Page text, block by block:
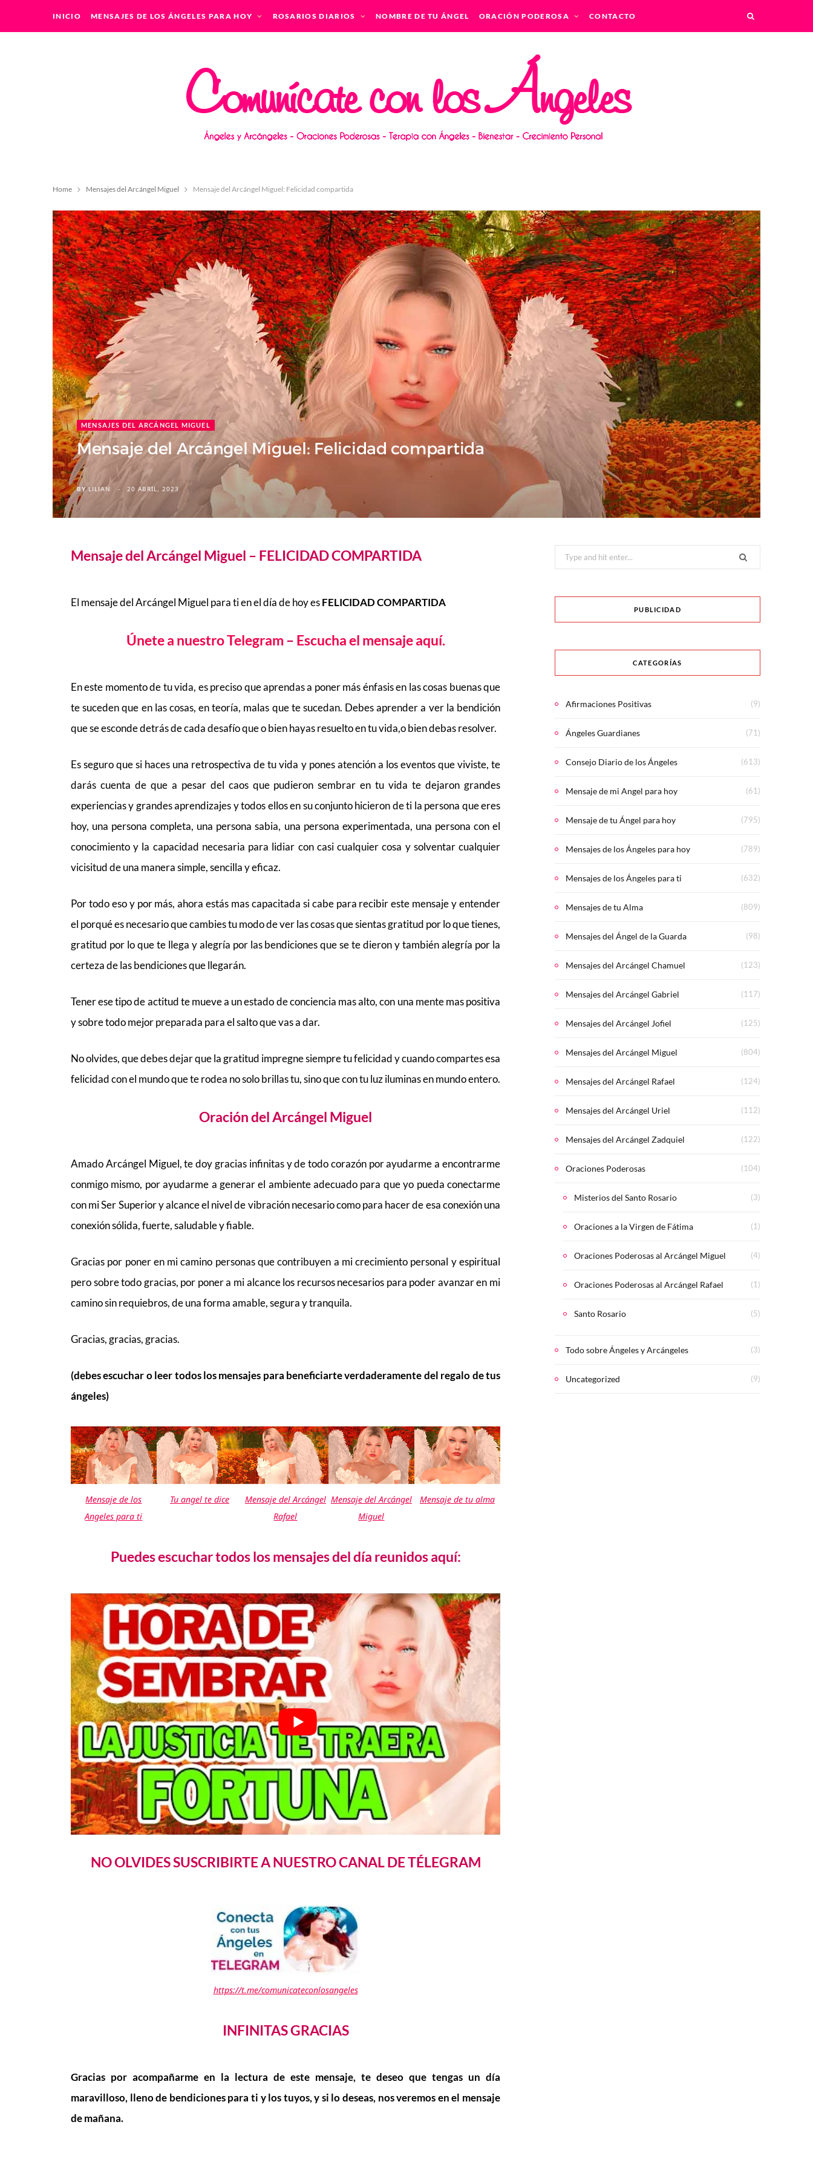
INICIO MENSAJES DE LOS ÁNGELES PARA HOY ROSARIOS DIARIOS NOMBRE DE TU ÁNGEL ORACIÓN PODEROSA CONTACTO
Home Mensajes del Arcángel Miguel Mensaje del Arcángel Miguel: Felicidad compartida
MENSAJES DEL ARCÁNGEL MIGUEL
Mensaje del Arcángel Miguel: Felicidad compartida
BY LILIAN 20 ABRIL, 2023
Mensaje del Arcángel Miguel – FELICIDAD COMPARTIDA
El mensaje del Arcángel Miguel para ti en el día de hoy esFELICIDAD COMPARTIDA
Únete a nuestro Telegram– Escucha el mensaje aquí.
En este momento de tu vida, es preciso que aprendas a poner más énfasis en las cosas buenas que
te suceden que en las cosas, en teoría, malas que te sucedan. Debes aprender a ver la bendición
que se esconde detrás de cada desafío que o bien hayas resuelto en tu vida,o bien debas resolver.
Es seguro que si haces una retrospectiva de tu vida y pones atención a los eventos que viviste, te
darás cuenta de que a pesar del caos que pudieron sembrar en tu vida te dejaron grandes
experiencias y grandes aprendizajes y todos ellos en su conjunto hicieron de ti la persona que eres
hoy, una persona completa, una persona sabia, una persona experimentada, una persona con el
conocimiento y la capacidad necesaria para lidiar con casi cualquier cosa y solventar cualquier
vicisitud de una manera simple, sencilla y eficaz.
Por todo eso y por más, ahora estás mas capacitada si cabe para recibir este mensaje y entender
el porqué es necesario que cambies tu modo de ver las cosas que sientas gratitud por lo que tienes,
gratitud por lo que te llega y alegría por las bendiciones que se te dieron y también alegría por la
certeza de las bendiciones que llegarán.
Tener ese tipo de actitud te mueve a un estado de conciencia mas alto, con una mente mas positiva
y sobre todo mejor preparada para el salto que vas a dar.
No olvides, que debes dejar que la gratitud impregne siempre tu felicidad y cuando compartes esa
felicidad con el mundo que te rodea no solo brillas tu, sino que con tu luz iluminas en mundo entero.
Oración del Arcángel Miguel
Amado Arcángel Miguel, te doy gracias infinitas y de todo corazón por ayudarme a encontrarme
conmigo mismo, por ayudarme a generar el ambiente adecuado para que yo pueda conectarme
con mi Ser Superior y alcance el nivel de vibración necesario como para hacer de esa conexión una
conexión sólida, fuerte, saludable y fiable.
Gracias por poner en mi camino personas que contribuyen a mi crecimiento personal y espiritual
pero sobre todo gracias, por poner a mi alcance los recursos necesarios para poder avanzar en mi
camino sin requiebros, de una forma amable, segura y tranquila.
Gracias, gracias, gracias.
(debes escuchar o leer todos los mensajes para beneficiarte verdaderamente del regalo de tus
ángeles)
Mensaje de los
Angeles para ti
Tu angel te dice
Mensaje del Arcángel
Rafael
Mensaje del Arcángel
Miguel
Mensaje de tu alma
Puedes escuchar todos los mensajes del día reunidos aquí:
NO OLVIDES SUSCRIBIRTE A NUESTRO CANAL DE TÉLEGRAM
https://t.me/comunicateconlosangeles
INFINITAS GRACIAS
Gracias por acompañarme en la lectura de este mensaje, te deseo que tengas un día
maravilloso, lleno de bendiciones para ti y los tuyos, y si lo deseas, nos veremos en el mensaje
de mañana.
Search
for:
PUBLICIDAD
CATEGORÍAS
Afirmaciones Positivas (9)
Ángeles Guardianes (71)
Consejo Diario de los Ángeles (613)
Mensaje de mi Angel para hoy (61)
Mensaje de tu Ángel para hoy (795)
Mensajes de los Ángeles para hoy (789)
Mensajes de los Ángeles para ti (632)
Mensajes de tu Alma (809)
Mensajes del Ángel de la Guarda (98)
Mensajes del Arcángel Chamuel (123)
Mensajes del Arcángel Gabriel (117)
Mensajes del Arcángel Jofiel (125)
Mensajes del Arcángel Miguel (804)
Mensajes del Arcángel Rafael (124)
Mensajes del Arcángel Uriel (112)
Mensajes del Arcángel Zadquiel (122)
Oraciones Poderosas (104)
Misterios del Santo Rosario (3)
Oraciones a la Virgen de Fátima (1)
Oraciones Poderosas al Arcángel Miguel (4)
Oraciones Poderosas al Arcángel Rafael (1)
Santo Rosario (5)
Todo sobre Ángeles y Arcángeles (3)
Uncategorized (9)